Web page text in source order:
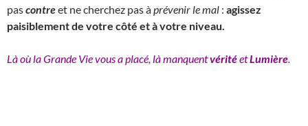
pascontreet ne cherchez pas àprévenir le mal : agissez
paisiblement de votre côté et à votre niveau.
Là où la Grande Vie vous a placé, là manquentvéritéetLumière